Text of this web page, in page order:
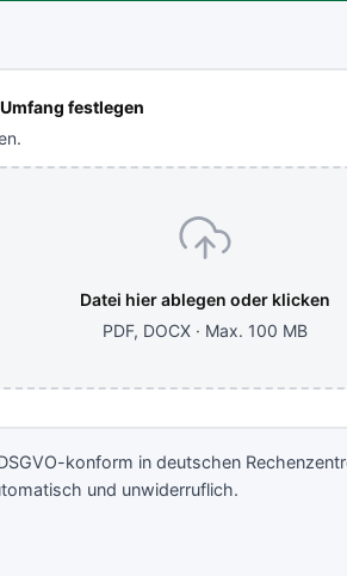
festlegen
Datei hier ablegen oder klicken
PDF, DOCX · Max. 100 MB
konform in deutschen
und unwiderruflich.